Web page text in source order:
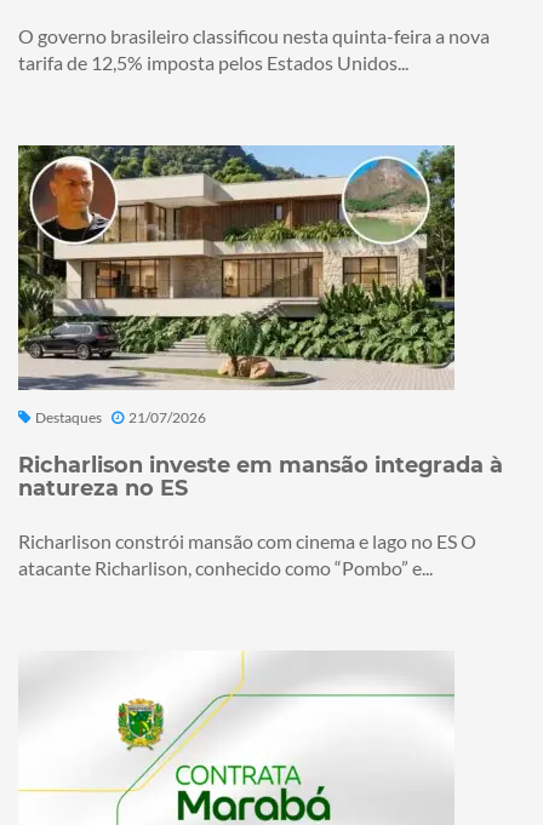
O governo brasileiro classificou nesta quinta-feira a nova
tarifa de 12,5% imposta pelos Estados Unidos...
Destaques 21/07/2026
Richarlison investe em mansão integrada à
natureza no ES
Richarlison constrói mansão com cinema e lago no ES O
atacante Richarlison, conhecido como “Pombo” e...